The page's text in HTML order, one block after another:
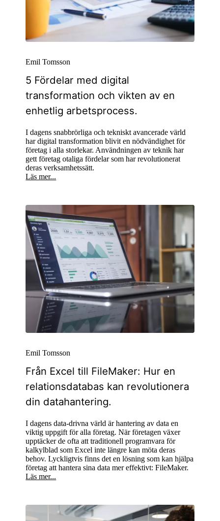
Emil Tomsson
5 Fördelar med digital
transformation och vikten av en
enhetlig arbetsprocess.
I dagens snabbrörliga och tekniskt avancerade värld
har digital transformation blivit en nödvändighet för
företag i alla storlekar. Användningen av teknik har
gett företag otaliga fördelar som har revolutionerat
deras verksamhetssätt.
Läs mer...
Emil Tomsson
Från Excel till FileMaker: Hur en
relationsdatabas kan revolutionera
din datahantering.
I dagens data-drivna värld är hantering av data en
viktig uppgift för alla företag. När företagen växer
upptäcker de ofta att traditionell programvara för
kalkylblad som Excel inte längre kan möta deras
behov. Lyckligtvis finns det en lösning som kan hjälpa
företag att hantera sina data mer effektivt: FileMaker.
Läs mer...